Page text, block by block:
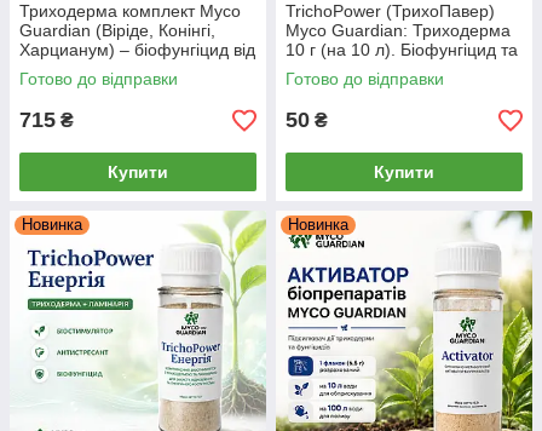
Триходерма комплект Myco
Guardian (Віріде, Конінгі,
Харцианум) – біофунгіцид від
фітофторозу, сірої гнилі,
фузаріозу 3 шт * 0.5 л
Готово до відправки
715 ₴
Купити
TrichoPower (ТрихоПавер)
Myco Guardian: Триходерма
10 г (на 10 л). Біофунгіцид та
укорінювач
Готово до відправки
50 ₴
Купити
Новинка Новинка